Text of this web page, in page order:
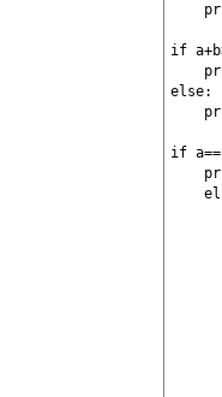
if
else:
if